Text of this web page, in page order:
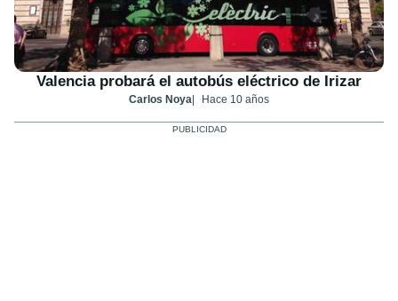
Valencia probará el autobús eléctrico de Irizar
Carlos Noya Hace 10 años